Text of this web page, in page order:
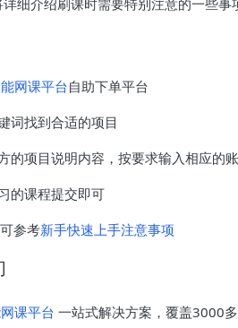
网课平台自助下单平台
词找到合适的项目
的项目说明内容，按要求输入相应的
的课程提交即可
参考新手快速上手注意事项
课平台 一站式解决方案，覆盖3000